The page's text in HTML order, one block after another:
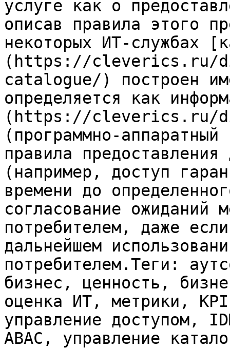
услуге как о
описав правила этого
некоторых ИТ-службах
(https://cleverics.ru/
catalogue/) построен
определяется как
(https://cleverics.ru/
(программно-
правила
(например, доступ
времени до
согласование ожиданий
потребителем, даже
дальнейшем
потребителем.Теги:
бизнес, ценность,
оценка ИТ, метрики,
управление доступом,
ABAC, управление